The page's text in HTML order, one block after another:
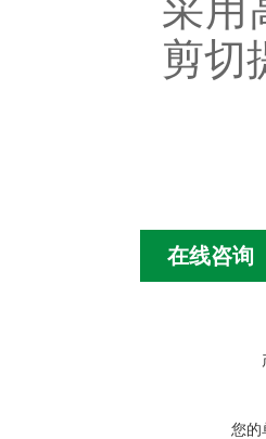
采用
剪切
在线咨询
您的